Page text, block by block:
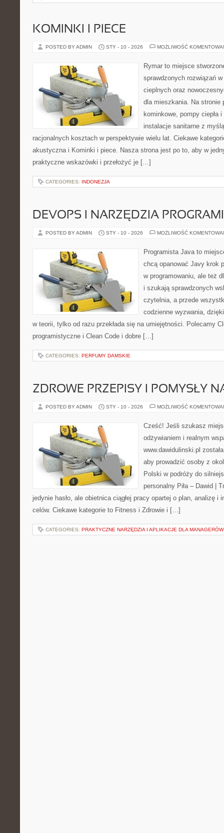
KOMINKI I PIECE
POSTED BY ADMIN STY - 10 - 2026 MOŻLIWOŚĆ
Rymar to miejsce
sprawdzonych rozwiązań
cieplnych oraz
dla mieszkania. Na stronie
kominkowe, pompy ciepła
instalacje sanitarne z
racjonalnych kosztach w perspektywie wielu lat. Ciekawe
akustyczna i Kominki i piece. Nasza strona jest po to, aby w
praktyczne wskazówki i przełożyć je […]
CATEGORIES: INDONEZJA
DEVOPS I NARZĘDZIA
POSTED BY ADMIN STY - 10 - 2026 MOŻLIWOŚĆ
Programista Java to
chcą opanować Javy krok
w programowaniu, ale też
i szukają sprawdzonych
czytelnia, a przede
codzienne wyzwania,
w teorii, tylko od razu przekłada się na umiejętności. Polecamy
programistyczne i Clean Code i dobre […]
CATEGORIES: PERFUMY DAMSKIE
ZDROWE PRZEPISY I POMYSŁY
POSTED BY ADMIN STY - 10 - 2026 MOŻLIWOŚĆ
Cześć! Jeśli szukasz
odżywianiem i realnym
www.dawidulinski.pl
aby prowadzić osoby z
Polski w podróży do
personalny Piła – Dawid |
jedynie hasło, ale obietnica ciągłej pracy opartej o plan, analizę i
celów. Ciekawe kategorie to Fitness i Zdrowie i […]
CATEGORIES: PRAKTYCZNE NARZĘDZIA I APLIKACJE DLA MANAGERÓW